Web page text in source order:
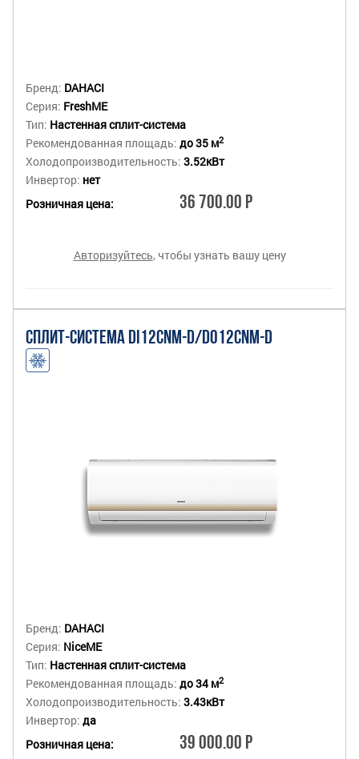
Бренд: DAHACI
Серия: FreshME
Тип: Настенная сплит-система
Рекомендованная площадь: до 35 м2
Холодопроизводительность: 3.52кВт
Инвертор: нет
Розничная цена:
36 700.00 Р
Авторизуйтесь, чтобы узнать вашу цену
СПЛИТ-СИСТЕМА DI12CNM-D/DO12CNM-D
Бренд: DAHACI
Серия: NiceME
Тип: Настенная сплит-система
Рекомендованная площадь: до 34 м2
Холодопроизводительность: 3.43кВт
Инвертор: да
Розничная цена:
39 000.00 Р